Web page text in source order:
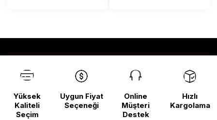
Yüksek
Kaliteli
Seçim
Uygun Fiyat
Seçeneği
Online
Müşteri
Destek
Hızlı
Kargolama